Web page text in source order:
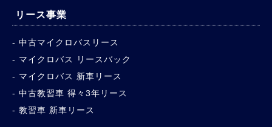
リース事業
中古マイクロバスリース
マイクロバス リースバック
マイクロバス 新車リース
中古教習車 得々3年リース
教習車 新車リース